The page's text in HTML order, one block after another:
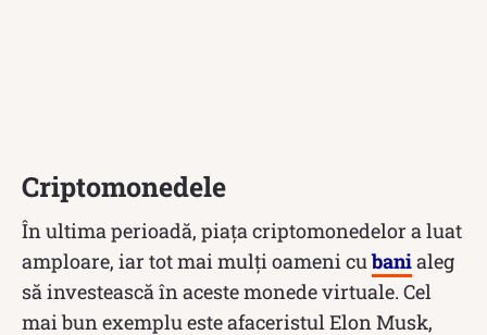
Criptomonedele
În ultima perioadă, piața criptomonedelor a luat
amploare, iar tot mai mulți oameni cubanialeg
să investească în aceste monede virtuale. Cel
mai bun exemplu este afaceristul Elon Musk,